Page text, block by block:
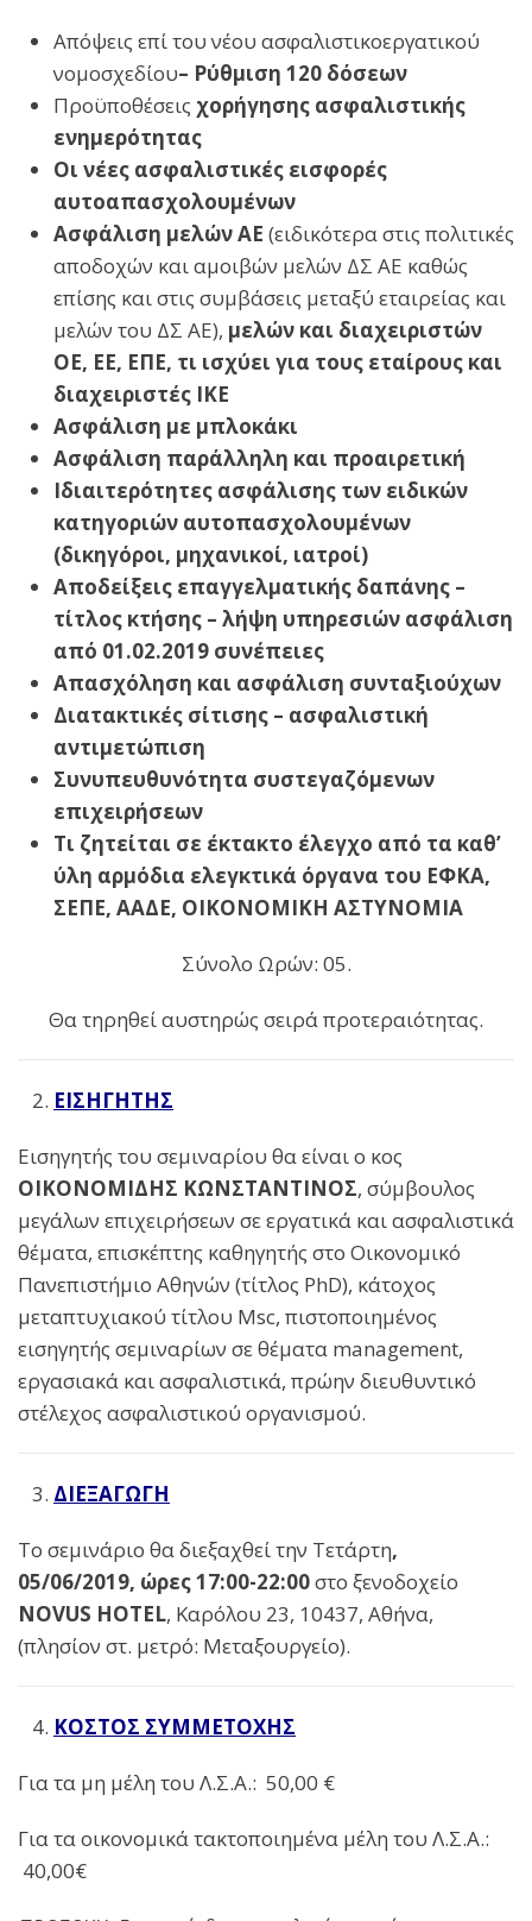
Απόψεις επί του νέου ασφαλιστικοεργατικού
νομοσχεδίου– Ρύθμιση 120 δόσεων
Προϋποθέσεις χορήγησης ασφαλιστικής
ενημερότητας
Οι νέες ασφαλιστικές εισφορές
αυτοαπασχολουμένων
Ασφάλιση μελών ΑΕ (ειδικότερα στις πολιτικές
αποδοχών και αμοιβών μελών ΔΣ ΑΕ καθώς
επίσης και στις συμβάσεις μεταξύ εταιρείας και
μελών του ΔΣ ΑΕ), μελών και διαχειριστών
ΟΕ, ΕΕ, ΕΠΕ, τι ισχύει για τους εταίρους και
διαχειριστές ΙΚΕ
Ασφάλιση με μπλοκάκι
Ασφάλιση παράλληλη και προαιρετική
Ιδιαιτερότητες ασφάλισης των ειδικών
κατηγοριών αυτοπασχολουμένων
(δικηγόροι, μηχανικοί, ιατροί)
Αποδείξεις επαγγελματικής δαπάνης –
τίτλος κτήσης – λήψη υπηρεσιών ασφάλιση
από 01.02.2019 συνέπειες
Απασχόληση και ασφάλιση συνταξιούχων
Διατακτικές σίτισης – ασφαλιστική
αντιμετώπιση
Συνυπευθυνότητα συστεγαζόμενων
επιχειρήσεων
Τι ζητείται σε έκτακτο έλεγχο από τα καθ’
ύλη αρμόδια ελεγκτικά όργανα του ΕΦΚΑ,
ΣΕΠΕ, ΑΑΔΕ, ΟΙΚΟΝΟΜΙΚΗ ΑΣΤΥΝΟΜΙΑ
Σύνολο Ωρών: 05.
Θα τηρηθεί αυστηρώς σειρά προτεραιότητας.
ΕΙΣΗΓΗΤΗΣ
Εισηγητής του σεμιναρίου θα είναι ο κος
ΟΙΚΟΝΟΜΙΔΗΣ ΚΩΝΣΤΑΝΤΙΝΟΣ, σύμβουλος
μεγάλων επιχειρήσεων σε εργατικά και ασφαλιστικά
θέματα, επισκέπτης καθηγητής στο Οικονομικό
Πανεπιστήμιο Αθηνών (τίτλος PhD), κάτοχος
μεταπτυχιακού τίτλου Msc, πιστοποιημένος
εισηγητής σεμιναρίων σε θέματα management,
εργασιακά και ασφαλιστικά, πρώην διευθυντικό
στέλεχος ασφαλιστικού οργανισμού.
ΔΙΕΞΑΓΩΓΗ
Το σεμινάριο θα διεξαχθεί την Τετάρτη,
05/06/2019, ώρες 17:00-22:00στο ξενοδοχείο
NOVUS HOTEL, Καρόλου 23, 10437, Αθήνα,
(πλησίον στ. μετρό: Μεταξουργείο).
ΚΟΣΤΟΣ ΣΥΜΜΕΤΟΧΗΣ
Για τα μη μέλη του Λ.Σ.Α.: 50,00 €
Για τα οικονομικά τακτοποιημένα μέλη του Λ.Σ.Α.:
40,00€